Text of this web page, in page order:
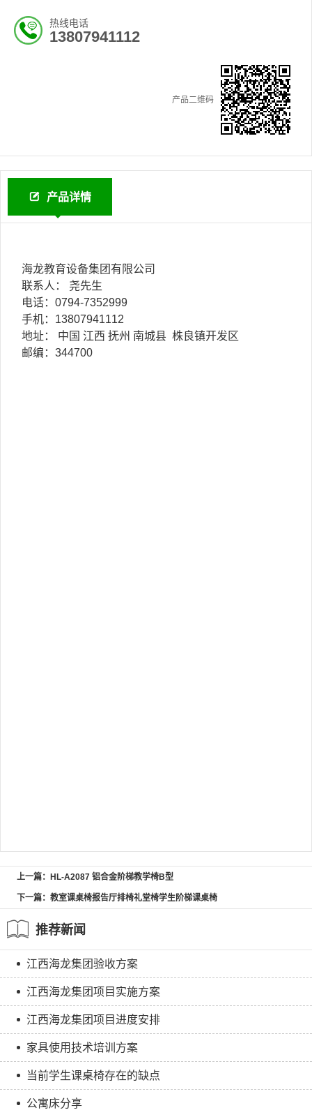
热线电话
13807941112
产品二维码
产品详情
海龙教育设备集团有限公司
联系人： 尧先生
电话：0794-7352999
手机：13807941112
地址： 中国 江西 抚州 南城县 株良镇开发区
邮编：344700
上一篇：HL-A2087 铝合金阶梯教学椅B型
下一篇：教室课桌椅报告厅排椅礼堂椅学生阶梯课桌椅
推荐新闻
江西海龙集团验收方案
江西海龙集团项目实施方案
江西海龙集团项目进度安排
家具使用技术培训方案
当前学生课桌椅存在的缺点
公寓床分享